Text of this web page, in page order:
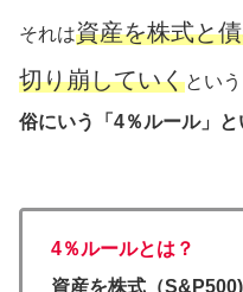
それは資産を株式と
切り崩していくとい
俗にいう「4％ルール」と
4％ルールとは？
資産を株式（S&